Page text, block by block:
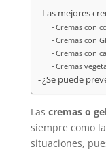
Las mejores
Cremas con
Cremas con
Cremas con
Cremas
¿Se puede
Las cremas o
siempre como
situaciones,